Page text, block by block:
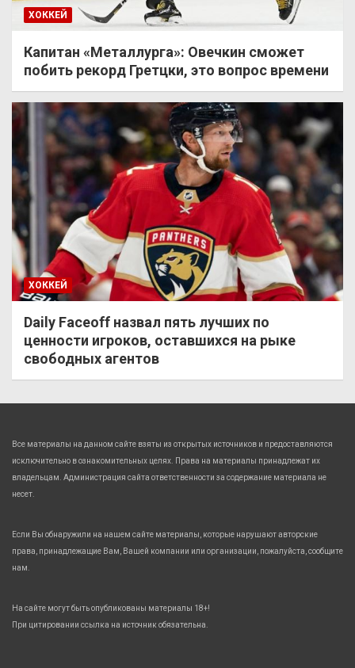
ХОККЕЙ
Капитан «Металлурга»: Овечкин сможет
побить рекорд Гретцки, это вопрос времени
ХОККЕЙ
Daily Faceoff назвал пять лучших по
ценности игроков, оставшихся на рыке
свободных агентов
Все материалы на данном сайте взяты из открытых источников и предоставляются
исключительно в ознакомительных целях. Права на материалы принадлежат их
владельцам. Администрация сайта ответственности за содержание материала не
несет.
Если Вы обнаружили на нашем сайте материалы, которые нарушают авторские
права, принадлежащие Вам, Вашей компании или организации, пожалуйста, сообщите
нам.
На сайте могут быть опубликованы материалы 18+!
При цитировании ссылка на источник обязательна.